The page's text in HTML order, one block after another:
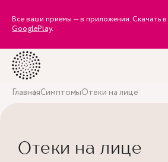
Все ваши приемы — в приложении. Скачать в
GooglePlay.
ГлавнаяСимптомыОтеки на лице
Отеки на лице